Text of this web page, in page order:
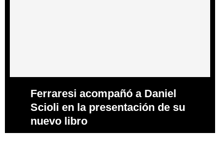
Ferraresi acompañó a Daniel
Scioli en la presentación de su
nuevo libro